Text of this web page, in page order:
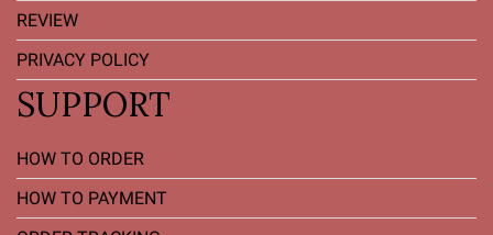
REVIEW
PRIVACY POLICY
SUPPORT
HOW TO ORDER
HOW TO PAYMENT